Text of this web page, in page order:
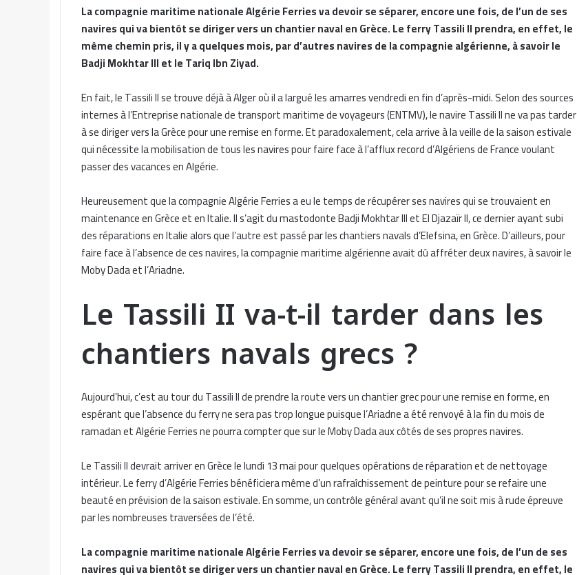
La compagnie maritime nationale Algérie Ferries va devoir se séparer, encore une fois, de l’un de ses
navires qui va bientôt se diriger vers un chantier naval en Grèce. Le ferry Tassili II prendra, en effet, le
même chemin pris, il y a quelques mois, par d’autres navires de la compagnie algérienne, à savoir le
Badji Mokhtar III et le Tariq Ibn Ziyad.
En fait, le Tassili II se trouve déjà à Alger où il a largué les amarres vendredi en fin d’après-midi. Selon des sources
internes à l’Entreprise nationale de transport maritime de voyageurs (ENTMV), le navire Tassili II ne va pas tarder
à se diriger vers la Grèce pour une remise en forme. Et paradoxalement, cela arrive à la veille de la saison estivale
qui nécessite la mobilisation de tous les navires pour faire face à l’afflux record d’Algériens de France voulant
passer des vacances en Algérie.
Heureusement que la compagnie Algérie Ferries a eu le temps de récupérer ses navires qui se trouvaient en
maintenance en Grèce et en Italie. Il s’agit du mastodonte Badji Mokhtar III et El Djazaïr II, ce dernier ayant subi
des réparations en Italie alors que l’autre est passé par les chantiers navals d’Elefsina, en Grèce. D’ailleurs, pour
faire face à l’absence de ces navires, la compagnie maritime algérienne avait dû affréter deux navires, à savoir le
Moby Dada et l’Ariadne.
Le Tassili II va-t-il tarder dans les
chantiers navals grecs ?
Aujourd’hui, c’est au tour du Tassili II de prendre la route vers un chantier grec pour une remise en forme, en
espérant que l’absence du ferry ne sera pas trop longue puisque l’Ariadne a été renvoyé à la fin du mois de
ramadan et Algérie Ferries ne pourra compter que sur le Moby Dada aux côtés de ses propres navires.
Le Tassili II devrait arriver en Grèce le lundi 13 mai pour quelques opérations de réparation et de nettoyage
intérieur. Le ferry d’Algérie Ferries bénéficiera même d’un rafraîchissement de peinture pour se refaire une
beauté en prévision de la saison estivale. En somme, un contrôle général avant qu’il ne soit mis à rude épreuve
par les nombreuses traversées de l’été.
La compagnie maritime nationale Algérie Ferries va devoir se séparer, encore une fois, de l’un de ses
navires qui va bientôt se diriger vers un chantier naval en Grèce. Le ferry Tassili II prendra, en effet, le